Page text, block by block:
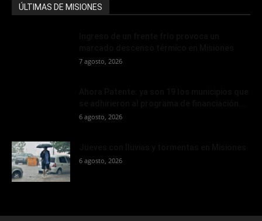
ÚLTIMAS DE MISIONES
7 agosto, 2026
6 agosto, 2026
6 agosto, 2026